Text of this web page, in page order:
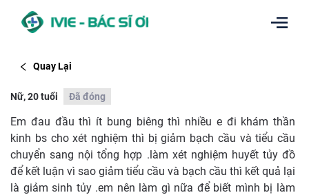
Quay Lại
Nữ, 20 tuổi Đã đóng
Em đau đầu thì ít bung biêng thì nhiều e đi khám thần
kinh bs cho xét nghiệm thì bị giảm bạch cầu và tiểu cầu
chuyển sang nội tổng hợp .làm xét nghiệm huyết tủy đồ
để kết luận vì sao giảm tiểu cầu và bạch cầu thì kết quả lại
là giảm sinh tủy .em nên làm gì nữa để biết mình bị làm